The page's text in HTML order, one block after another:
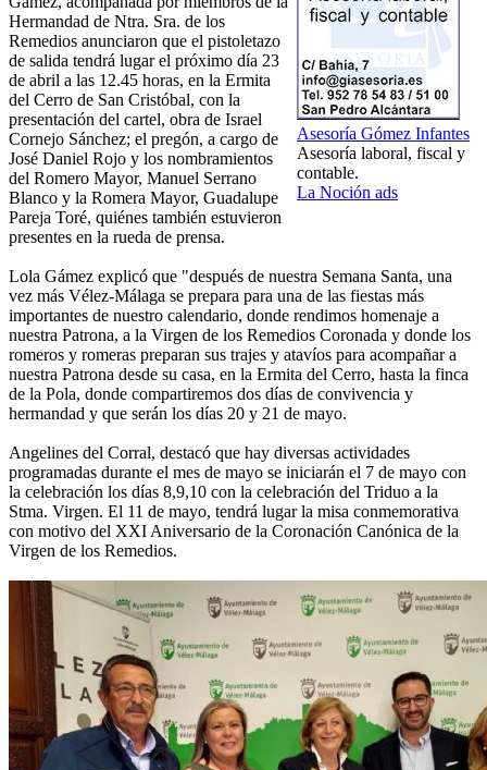
Asesoría Gómez Infantes
Asesoría laboral, fiscal y
contable.
La Noción ads
Hermandad de Ntra. Sra. de los
Remedios anunciaron que el pistoletazo
de salida tendrá lugar el próximo día 23
de abril a las 12.45 horas, en la Ermita
del Cerro de San Cristóbal, con la
presentación del cartel, obra de Israel
Cornejo Sánchez; el pregón, a cargo de
José Daniel Rojo y los nombramientos
del Romero Mayor, Manuel Serrano
Blanco y la Romera Mayor, Guadalupe
Pareja Toré, quiénes también estuvieron
presentes en la rueda de prensa.
Lola Gámez explicó que "después de nuestra Semana Santa, una
vez más Vélez-Málaga se prepara para una de las fiestas más
importantes de nuestro calendario, donde rendimos homenaje a
nuestra Patrona, a la Virgen de los Remedios Coronada y donde los
romeros y romeras preparan sus trajes y atavíos para acompañar a
nuestra Patrona desde su casa, en la Ermita del Cerro, hasta la finca
de la Pola, donde compartiremos dos días de convivencia y
hermandad y que serán los días 20 y 21 de mayo.
Angelines del Corral, destacó que hay diversas actividades
programadas durante el mes de mayo se iniciarán el 7 de mayo con
la celebración los días 8,9,10 con la celebración del Triduo a la
Stma. Virgen. El 11 de mayo, tendrá lugar la misa conmemorativa
con motivo del XXI Aniversario de la Coronación Canónica de la
Virgen de los Remedios.